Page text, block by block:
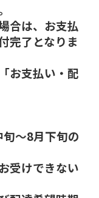
合は、お支払
完了となりま
お支払い・配
～8月下旬の
受けできない